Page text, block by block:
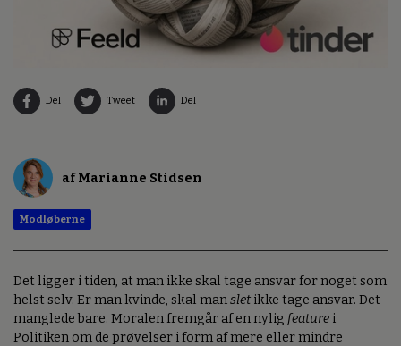
Del Tweet Del
af Marianne Stidsen
Modløberne
Det ligger i tiden, at man ikke skal tage ansvar for noget som
helst selv. Er man kvinde, skal manslet ikke tage ansvar. Det
manglede bare. Moralen fremgår af en nylig feature i
Politiken om de prøvelser i form af mere eller mindre